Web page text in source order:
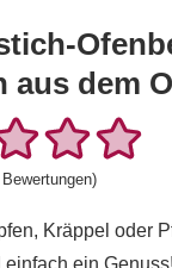
aus dem
Bewertungen)
Kräppel oder
einfach ein